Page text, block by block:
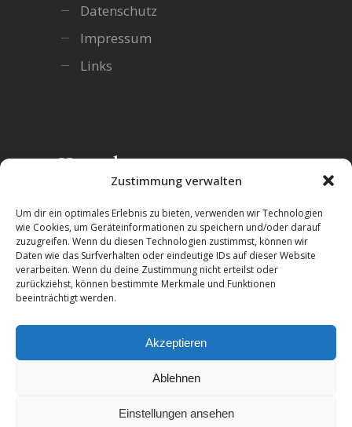
Zustimmung verwalten
Um dir ein optimales Erlebnis zu bieten, verwenden wir Technologien
wie Cookies, um Geräteinformationen zu speichern und/oder darauf
zuzugreifen. Wenn du diesen Technologien zustimmst, können wir
Daten wie das Surfverhalten oder eindeutige IDs auf dieser Website
verarbeiten. Wenn du deine Zustimmung nicht erteilst oder
zurückziehst, können bestimmte Merkmale und Funktionen
beeinträchtigt werden.
Akzeptieren
Ablehnen
Einstellungen ansehen
Datenschutz
Impressum
Links
Kontakt
Zentrum für integrative ISTDP gUG
(haftungsbeschränkt)
Alttrachau 35
01139 Dresden
Telefon:+49-(351)-417241225